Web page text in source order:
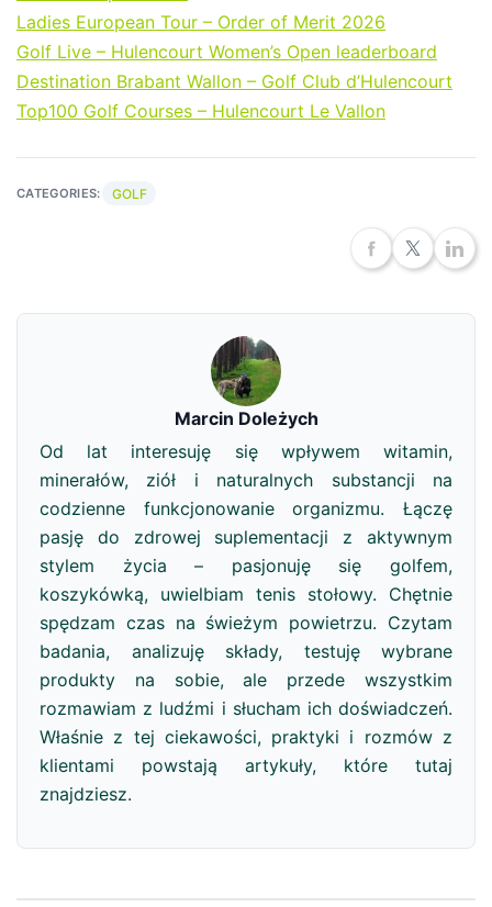
Ladies European Tour – Order of Merit 2026
Golf Live – Hulencourt Women’s Open leaderboard
Destination Brabant Wallon – Golf Club d’Hulencourt
Top100 Golf Courses – Hulencourt Le Vallon
CATEGORIES: GOLF
Marcin Doleżych
Od lat interesuję się wpływem witamin,
minerałów, ziół i naturalnych substancji na
codzienne funkcjonowanie organizmu. Łączę
pasję do zdrowej suplementacji z aktywnym
stylem życia – pasjonuję się golfem,
koszykówką, uwielbiam tenis stołowy. Chętnie
spędzam czas na świeżym powietrzu. Czytam
badania, analizuję składy, testuję wybrane
produkty na sobie, ale przede wszystkim
rozmawiam z ludźmi i słucham ich doświadczeń.
Właśnie z tej ciekawości, praktyki i rozmów z
klientami powstają artykuły, które tutaj
znajdziesz.